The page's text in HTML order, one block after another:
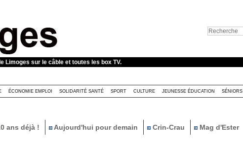
Limoges sur le câble et toutes les box TV.
ÉCONOMIE EMPLOI SOLIDARITÉ SANTÉ SPORT CULTURE JEUNESSE ÉDUCATION SÉNIORS
ans déjà ! Aujourd'hui pour demain Crin-Crau Mag d'Ester